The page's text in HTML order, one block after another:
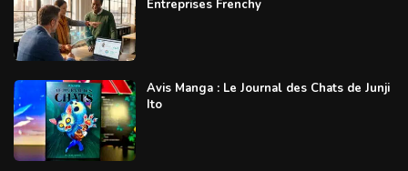
Entreprises Frenchy
Avis Manga : Le Journal des Chats de Junji
Ito